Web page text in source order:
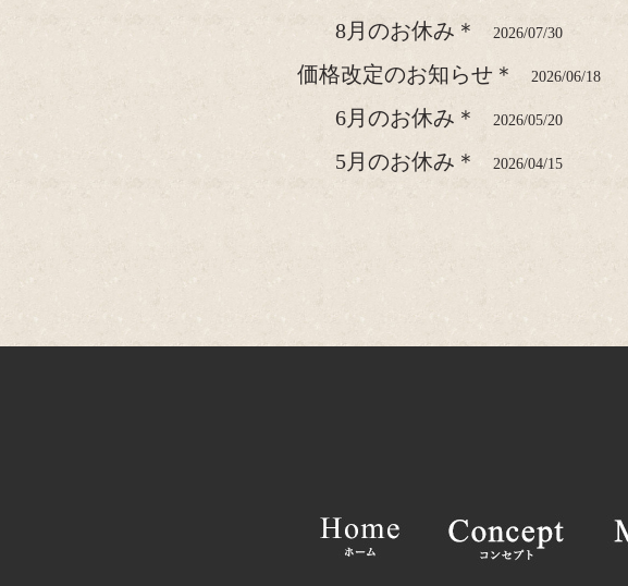
8月のお休み＊ 2026/07/30
価格改定のお知らせ＊ 2026/06/18
6月のお休み＊ 2026/05/20
5月のお休み＊ 2026/04/15